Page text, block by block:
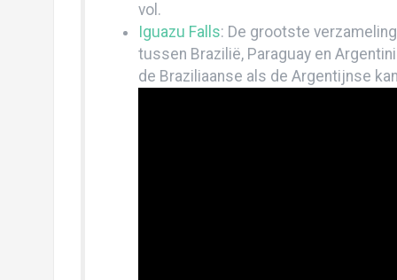
Voor Pampas in de jungle (en dat
La Paz: lamafoetussen, zebra’s en een
Daar aan de Copa… Copacabana
vol.
Iguazu Falls: De grootste
tussen Brazilië, Paraguay en
de Braziliaanse als de Argentijnse